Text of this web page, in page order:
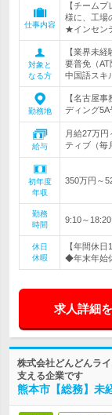
仕事内容
【チーム
様に、工場
★インセン
対象と
なる方
【業界未
要普免（
中国語スキ
勤務地
【名古屋
ディング5A
給与
月給27万
ティブ（毎
初年度
年収
350万円～
勤務
時間
9:10～
休日
休暇
【年間休
◆年末年始
求人詳細
株式会社どんどんラ
支える企業です
熊本市【総務】未